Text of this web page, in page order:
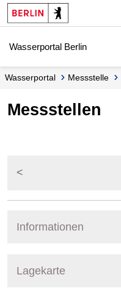
Springe zur Navigation
Springe zum Inhalt
Wasserportal Berlin
Wasserportal Messstelle
Messstellen
Informationen
Lagekarte